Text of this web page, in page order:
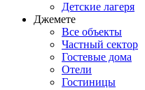
Детские лагеря
Джемете
Все объекты
Частный сектор
Гостевые дома
Отели
Гостиницы